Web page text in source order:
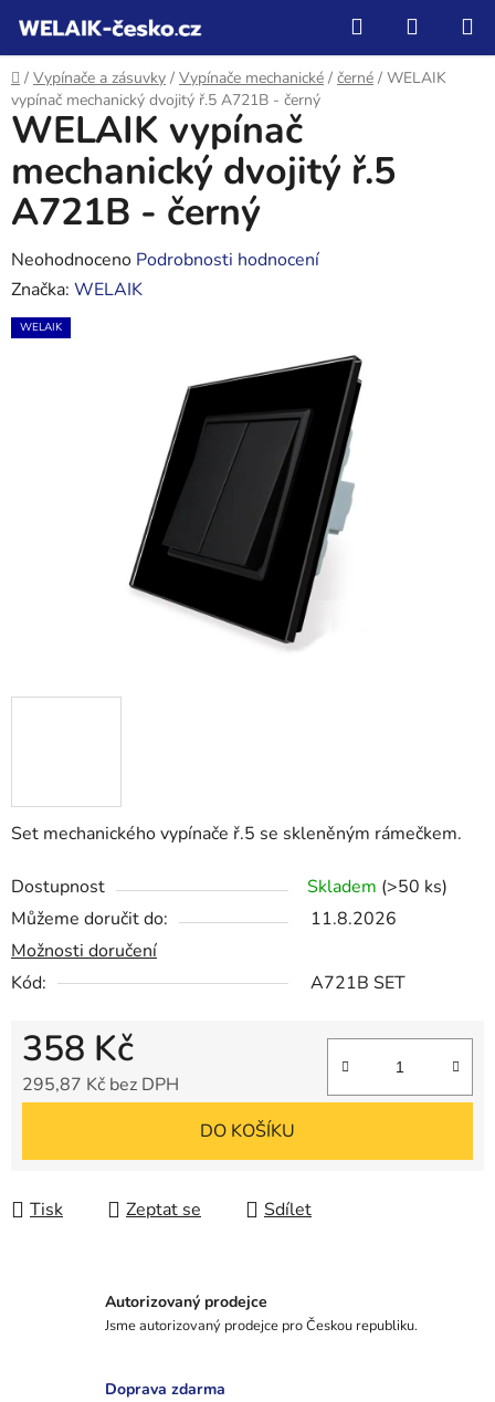
obsah
Hledat
KOŠÍK
Domů
/ Vypínače a zásuvky / Vypínače mechanické / černé / WELAIK
vypínač mechanický dvojitý ř.5 A721B - černý
Set mechanického vypínače ř.5 se skleněným rámečkem.
Dostupnost Skladem (>50 ks)
Můžeme doručit do:
11.8.2026
Možnosti doručení
Kód:
A721B SET
358 Kč
295,87 Kč bez DPH
DO KOŠÍKU
Tisk Zeptat se Sdílet
WELAIK vypínač
mechanický dvojitý ř.5
A721B - černý
Průměrné
hodnocení
produktu
Neohodnoceno Podrobnosti hodnocení
Značka: WELAIK
WELAIK
Autorizovaný prodejce
Jsme autorizovaný prodejce pro Českou republiku.
Doprava zdarma